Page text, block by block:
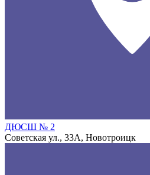
ДЮСШ № 2
Советская ул., 33А, Новотроицк